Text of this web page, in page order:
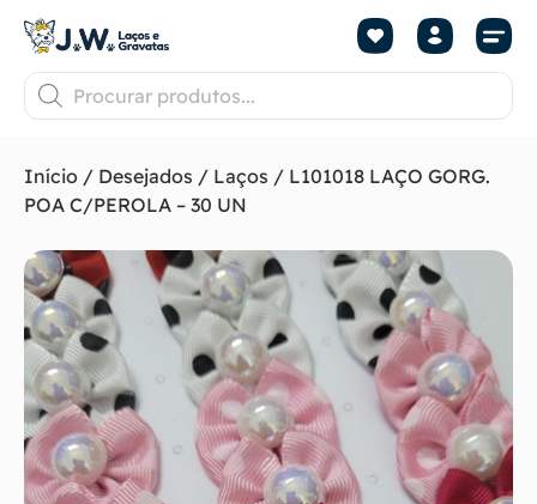
Início / Desejados / Laços / L101018 LAÇO GORG.
POA C/PEROLA – 30 UN